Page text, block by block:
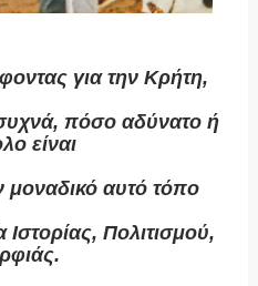
για την Κρήτη,
πόσο αδύνατο ή
είναι
μοναδικό αυτό τόπο
Ιστορίας, Πολιτισμού,